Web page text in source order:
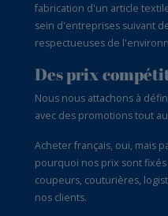
fabrication d'un article
sein d'entreprises suivant
respectueuses de
Des prix
Nous nous attachons à
avec des promotions tout
Acheter français, oui, mais
pourquoi nos prix sont
coupeurs, couturières,
nos clients.